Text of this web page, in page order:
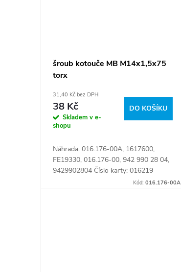
šroub kotouče MB M14x1,5x75
torx
31,40 Kč bez DPH
38 Kč
Skladem v e-
shopu
DO KOŠÍKU
Náhrada: 016.176-00A, 1617600,
FE19330, 016.176-00, 942 990 28 04,
9429902804 Číslo karty: 016219
Kód:016.176-00A